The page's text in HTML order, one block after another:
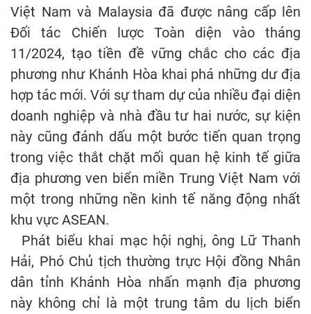
Việt Nam và Malaysia đã được nâng cấp lên
Đối tác Chiến lược Toàn diện vào tháng
11/2024, tạo tiền đề vững chắc cho các địa
phương như Khánh Hòa khai phá những dư địa
hợp tác mới. Với sự tham dự của nhiều đại diện
doanh nghiệp và nhà đầu tư hai nước, sự kiện
này cũng đánh dấu một bước tiến quan trọng
trong việc thắt chặt mối quan hệ kinh tế giữa
địa phương ven biển miền Trung Việt Nam với
một trong những nền kinh tế năng động nhất
khu vực ASEAN.
Phát biểu khai mạc hội nghị, ông Lữ Thanh
Hải, Phó Chủ tịch thường trực Hội đồng Nhân
dân tỉnh Khánh Hòa nhấn mạnh địa phương
này không chỉ là một trung tâm du lịch biển